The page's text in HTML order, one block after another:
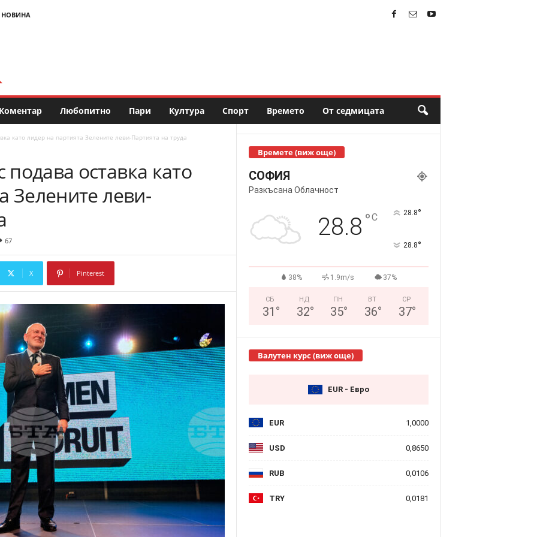
НОВИНА
Коментар Любопитно Пари Култура Спорт Времето От седмицата
като лидер на партията Зелените леви-Партията на труда
оставка като
Зелените леви-
67
X Pinterest
Времете (виж още)
СОФИЯ
Разкъсана Облачност
28.8 °C 28.8°
28.8°
38% 1.9m/s 37%
СБ
31 °
НД
32°
ПН
35°
ВТ
36°
СР
37°
Валутен курс (виж още)
EUR - Евро
EUR 1,0000
USD 0,8650
RUB 0,0106
TRY 0,0181